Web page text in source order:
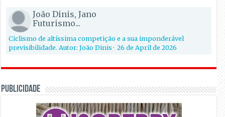
João Dinis, Jano
Futurismo...
Ciclismo de altíssima competição e a sua imponderável
previsibilidade. Autor: João Dinis·26 de April de 2026
PUBLICIDADE